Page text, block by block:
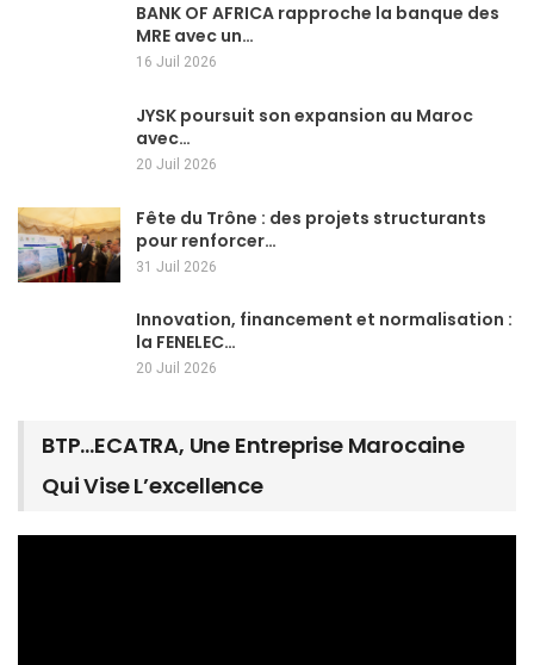
BANK OF AFRICA rapproche la banque des
MRE avec un…
16 Juil 2026
JYSK poursuit son expansion au Maroc
avec…
20 Juil 2026
Fête du Trône : des projets structurants
pour renforcer…
31 Juil 2026
Innovation, financement et normalisation :
la FENELEC…
20 Juil 2026
BTP…ECATRA, Une Entreprise Marocaine
Qui Vise L’excellence